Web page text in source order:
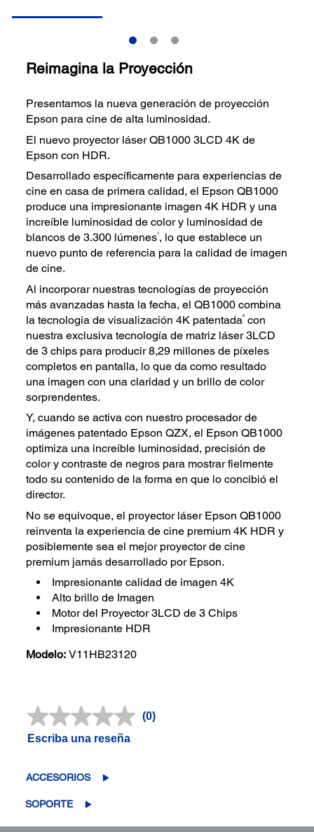
Reimagina la Proyección
Presentamos la nueva generación de proyección
Epson para cine de alta luminosidad.
El nuevo proyector láser QB1000 3LCD 4K de
Epson con HDR.
Desarrollado específicamente para experiencias de
cine en casa de primera calidad, el Epson QB1000
produce una impresionante imagen 4K HDR y una
increíble luminosidad de color y luminosidad de
blancos de 3.300 lúmenes1, lo que establece un
nuevo punto de referencia para la calidad de imagen
de cine.
Al incorporar nuestras tecnologías de proyección
más avanzadas hasta la fecha, el QB1000 combina
la tecnología de visualización 4K patentada2 con
nuestra exclusiva tecnología de matriz láser 3LCD
de 3 chips para producir 8,29 millones de píxeles
completos en pantalla, lo que da como resultado
una imagen con una claridad y un brillo de color
sorprendentes.
Y, cuando se activa con nuestro procesador de
imágenes patentado Epson QZX, el Epson QB1000
optimiza una increíble luminosidad, precisión de
color y contraste de negros para mostrar fielmente
todo su contenido de la forma en que lo concibió el
director.
No se equivoque, el proyector láser Epson QB1000
reinventa la experiencia de cine premium 4K HDR y
posiblemente sea el mejor proyector de cine
premium jamás desarrollado por Epson.
Impresionante calidad de imagen 4K
Alto brillo de Imagen
Motor del Proyector 3LCD de 3 Chips
Impresionante HDR
Modelo: V11HB23120
Sin
(0)
Escriba una reseña
ACCESORIOS
SOPORTE